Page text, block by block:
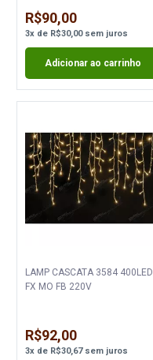
R$90,00
3x de R$30,00sem juros
Adicionar ao carrinho
LAMP CASCATA 3584 400LED
FX MO FB 220V
R$92,00
3x de R$30,67sem juros